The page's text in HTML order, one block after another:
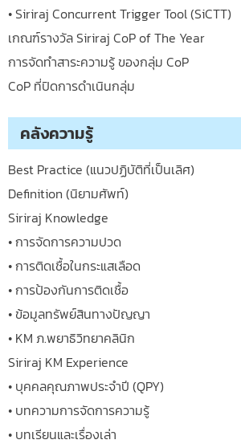
• Siriraj Concurrent Trigger Tool (SiCTT)
เกณฑ์รางวัล Siriraj CoP of The Year
การจัดทำสาระความรู้ ของกลุ่ม CoP
CoP ที่ปิดการดำเนินกลุ่ม
คลังความรู้
Best Practice (แนวปฏิบัติที่เป็นเลิศ)
Definition (นิยามศัพท์)
Siriraj Knowledge
• การจัดการความปวด
• การติดเชื้อในกระแสเลือด
• การป้องกันการติดเชื้อ
• ข้อมูลทรัพย์สินทางปัญญา
• KM ภ.พยาธิวิทยาคลินิก
Siriraj KM Experience
• บุคคลคุณภาพประจำปี (QPY)
• บทความการจัดการความรู้
• บทเรียนและเรื่องเล่า